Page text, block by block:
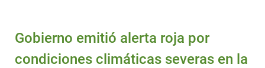
Gobierno emitió alerta roja por
condiciones climáticas severas en la